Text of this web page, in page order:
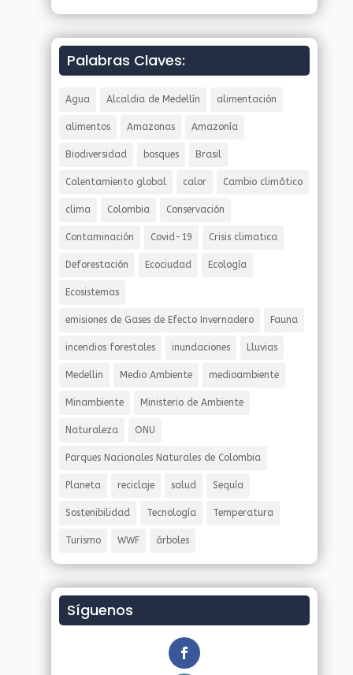
Palabras Claves:
Agua Alcaldia de Medellín alimentación
alimentos Amazonas Amazonía
Biodiversidad bosques Brasil
Calentamiento global calor Cambio climático
clima Colombia Conservación
Contaminación Covid-19 Crisis climatica
Deforestación Ecociudad Ecología
Ecosistemas
emisiones de Gases de Efecto Invernadero Fauna
incendios forestales inundaciones Lluvias
Medellin Medio Ambiente medioambiente
Minambiente Ministerio de Ambiente
Naturaleza ONU
Parques Nacionales Naturales de Colombia
Planeta reciclaje salud Sequía
Sostenibilidad Tecnología Temperatura
Turismo WWF árboles
Síguenos